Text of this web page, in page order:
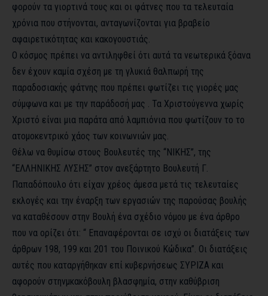
φορούν τα γιορτινά τους και οι φάτνες που τα τελευταία
χρόνια που στήνονται, ανταγωνίζονται για βραβείο
αφαιρετικότητας και κακογουστιάς.
Ο κόσμος πρέπει να αντιληφθεί ότι αυτά τα νεωτερικά ξόανα
δεν έχουν καμία σχέση με τη γλυκιά θαλπωρή της
παραδοσιακής φάτνης που πρέπει φωτίζει τις γιορές μας
σύμφωνα και με την παράδοσή μας . Τα Χριστούγεννα χωρίς
Χριστό είναι μια παράτα από λαμπιόνια που φωτίζουν το το
ατομοκεντρικό χάος των κοινωνιών μας.
Θέλω να θυμίσω στους Βουλευτές της “ΝΙΚΗΣ”, της
“ΕΛΛΗΝΙΚΗΣ ΛΥΣΗΣ” στον ανεξάρτητο Βουλευτή Γ.
Παπαδόπουλο ότι είχαν χρέος άμεσα μετά τις τελευταίες
εκλογές και την έναρξη των εργασιών της παρούσας βουλής
να καταθέσουν στην Βουλή ένα σχέδιο νόμου με ένα άρθρο
που να ορίζει ότι: “ Επαναφέρονται σε ισχύ οι διατάξεις των
άρθρων 198, 199 και 201 του Ποινικού Κώδικα”. Οι διατάξεις
αυτές που καταργήθηκαν επί κυβερνήσεως ΣΥΡΙΖΑ και
αφορούν στηνμκακόβουλη βλασφημία, στην καθύβριση